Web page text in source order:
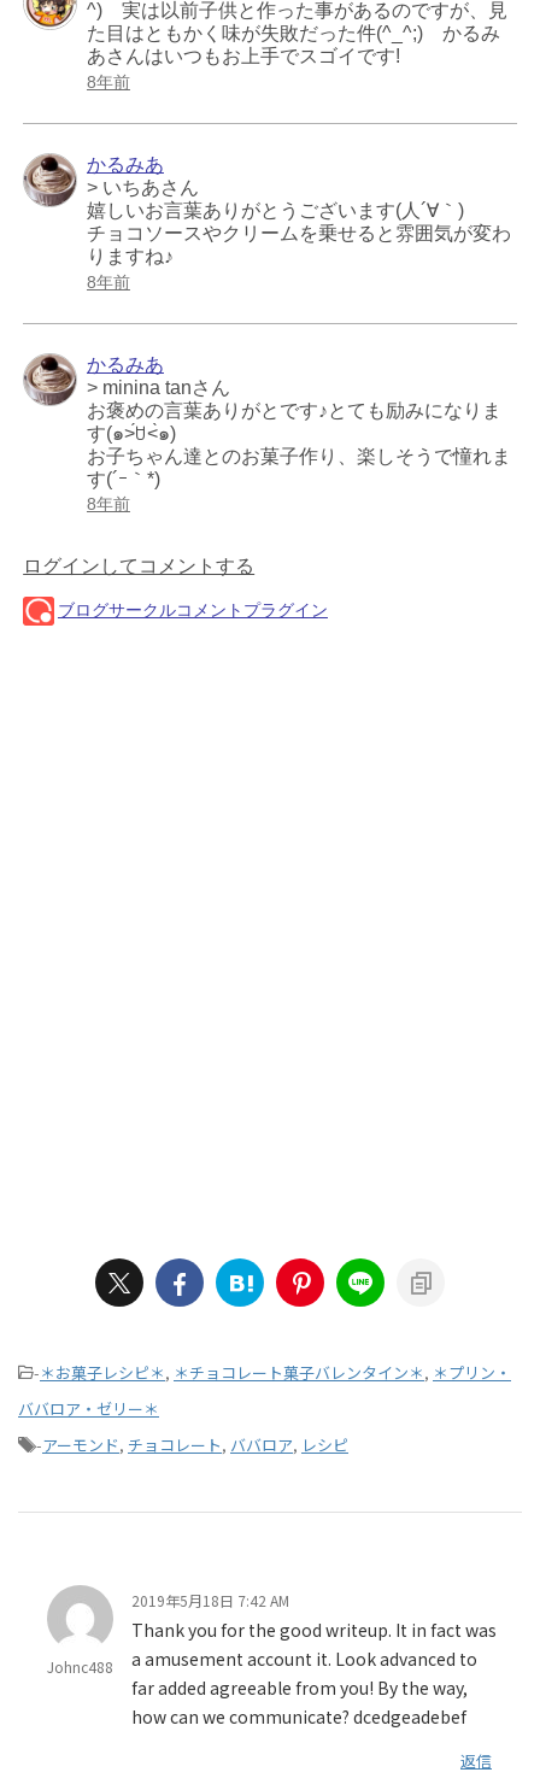
-＊お菓子レシピ＊, ＊チョコレート菓子バレンタイン＊, ＊プリン・
ババロア・ゼリー＊
-アーモンド, チョコレート, ババロア, レシピ
Johnc488
2019年5月18日 7:42 AM
Thank you for the good writeup. It in fact was
a amusement account it. Look advanced to
far added agreeable from you! By the way,
how can we communicate? dcedgeadebef
返信